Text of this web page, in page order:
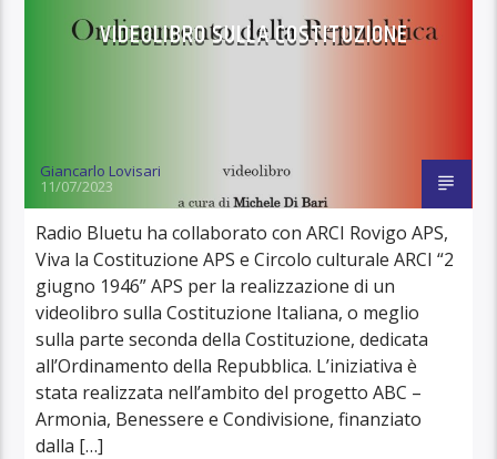
VIDEOLIBRO SULLA COSTITUZIONE
Giancarlo Lovisari
11/07/2023
Radio Bluetu ha collaborato con ARCI Rovigo APS,
Viva la Costituzione APS e Circolo culturale ARCI “2
giugno 1946” APS per la realizzazione di un
videolibro sulla Costituzione Italiana, o meglio
sulla parte seconda della Costituzione, dedicata
all’Ordinamento della Repubblica. L’iniziativa è
stata realizzata nell’ambito del progetto ABC –
Armonia, Benessere e Condivisione, finanziato
dalla […]